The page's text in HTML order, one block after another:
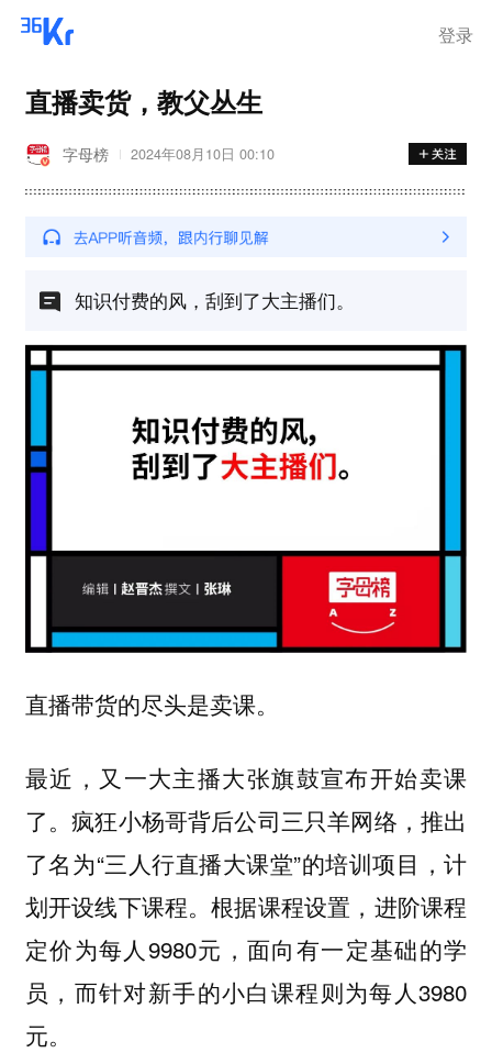
登录
直播卖货，教父丛生
字母榜 2024年08月10日 00:10
知识付费的风，刮到了大主播们。
直播带货的尽头是卖课。
最近，又一大主播大张旗鼓宣布开始卖课
了。疯狂小杨哥背后公司三只羊网络，推出
了名为“三人行直播大课堂”的培训项目，计
划开设线下课程。根据课程设置，进阶课程
定价为每人9980元，面向有一定基础的学
员，而针对新手的小白课程则为每人3980
元。